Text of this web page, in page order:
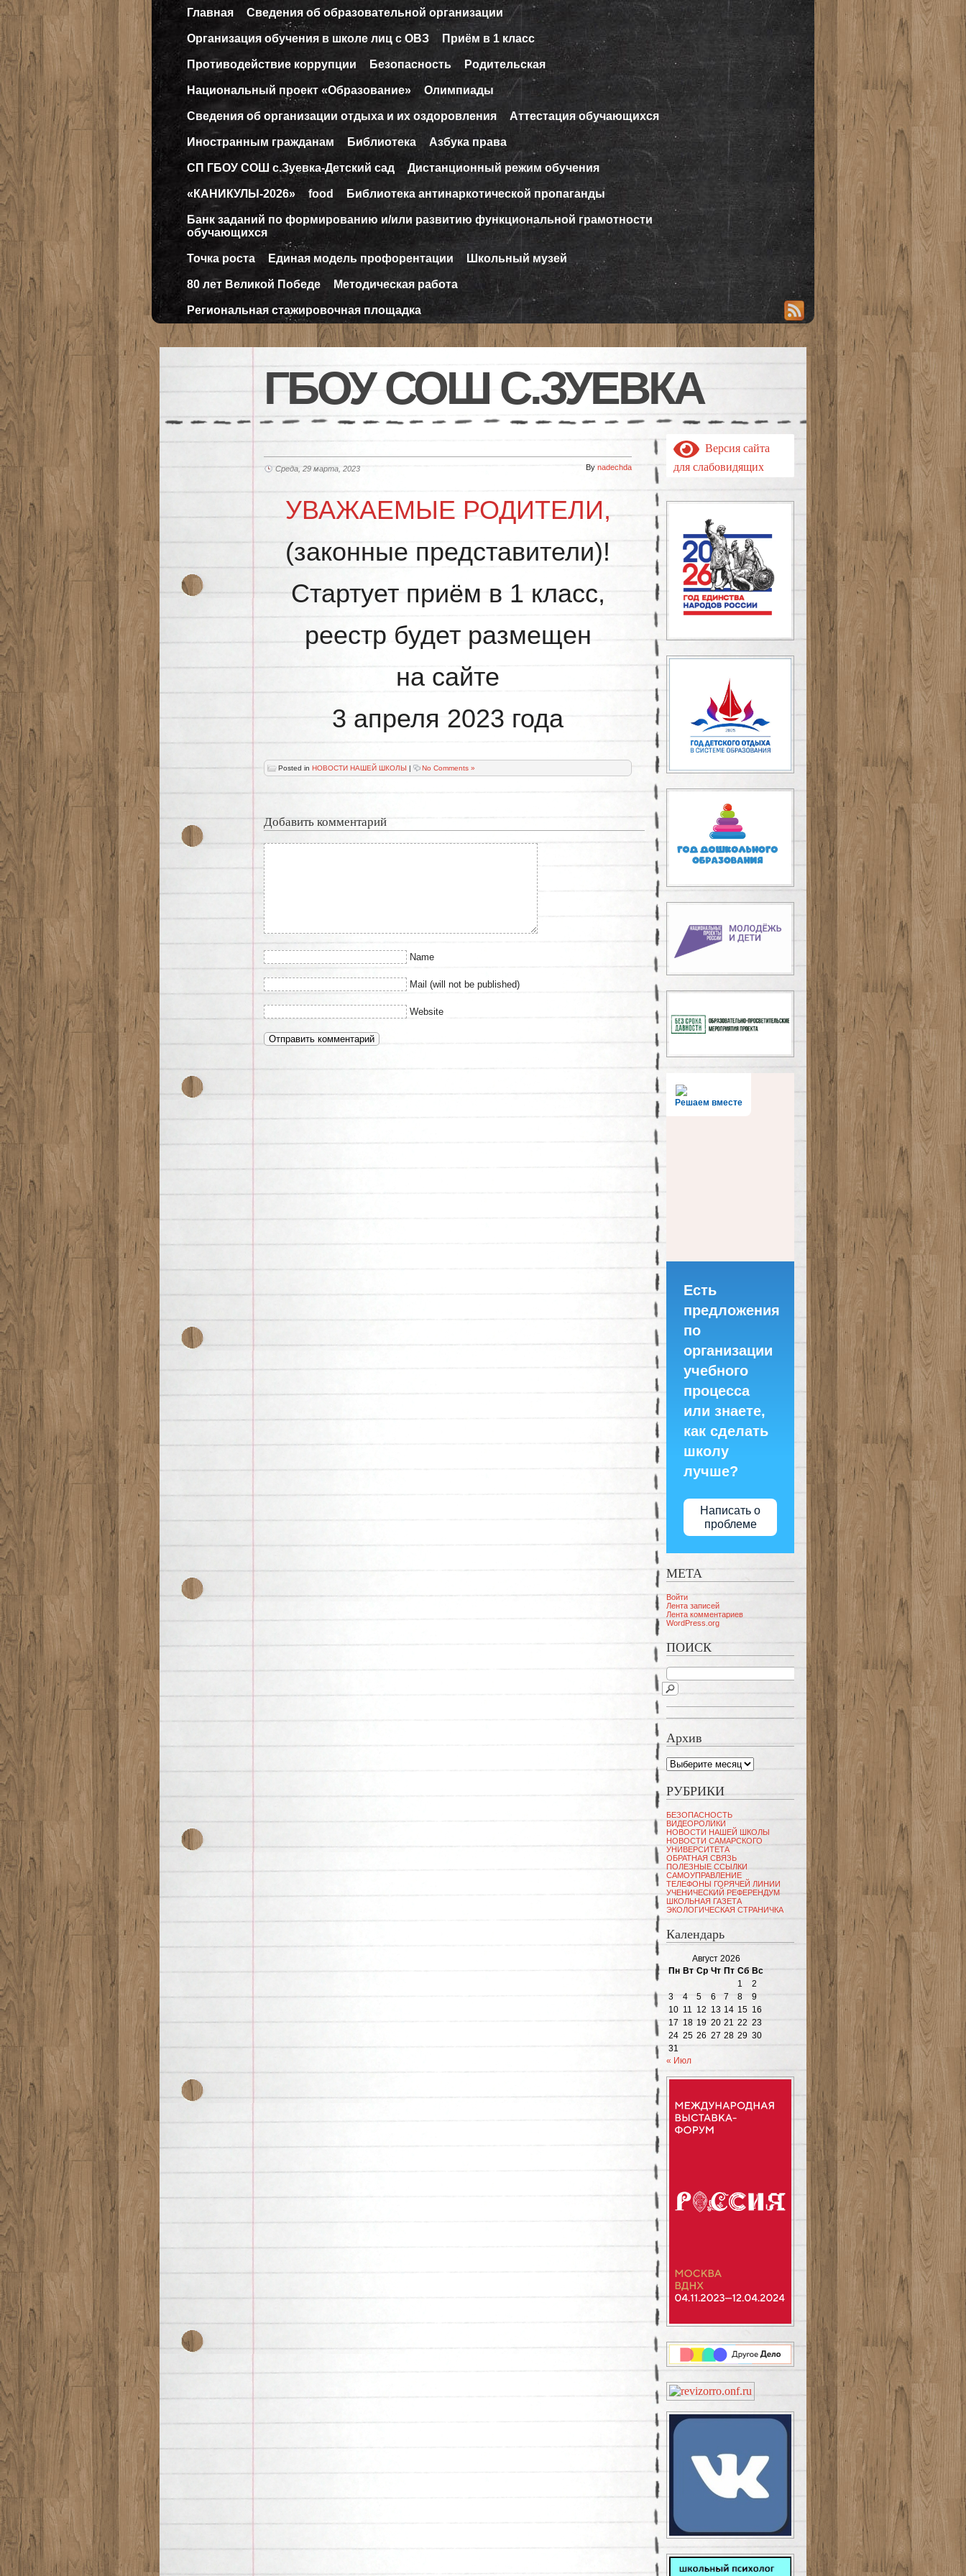
Главная Сведения об образовательной организации
Организация обучения в школе лиц с ОВЗ Приём в 1 класс
Противодействие коррупции Безопасность Родительская
Национальный проект «Образование» Олимпиады
Сведения об организации отдыха и их оздоровления Аттестация обучающихся
Иностранным гражданам Библиотека Азбука права
СП ГБОУ СОШ с.Зуевка-Детский сад Дистанционный режим обучения
«КАНИКУЛЫ-2026» food Библиотека антинаркотической пропаганды
Банк заданий по формированию и/или развитию функциональной грамотности
обучающихся
Точка роста Единая модель профорентации Школьный музей
80 лет Великой Победе Методическая работа
Региональная стажировочная площадка
ГБОУ СОШ С.ЗУЕВКА
By nadechda
Среда, 29 марта, 2023
УВАЖАЕМЫЕ РОДИТЕЛИ,
(законные представители)!
Стартует приём в 1 класс,
реестр будет размещен
на сайте
3 апреля 2023 года
Posted in НОВОСТИ НАШЕЙ ШКОЛЫ | No Comments »
Добавить комментарий
Name
Mail (will not be published)
Website
Версия сайта
для слабовидящих
Решаем вместе
Есть
предложения
по
организации
учебного
процесса
или знаете,
как сделать
школу
лучше?
Написать о
проблеме
МЕТА
Войти
Лента записей
Лента комментариев
WordPress.org
ПОИСК
Архив
Архив
РУБРИКИ
БЕЗОПАСНОСТЬ
ВИДЕОРОЛИКИ
НОВОСТИ НАШЕЙ ШКОЛЫ
НОВОСТИ САМАРСКОГО
УНИВЕРСИТЕТА
ОБРАТНАЯ СВЯЗЬ
ПОЛЕЗНЫЕ ССЫЛКИ
САМОУПРАВЛЕНИЕ
ТЕЛЕФОНЫ ГОРЯЧЕЙ ЛИНИИ
УЧЕНИЧЕСКИЙ РЕФЕРЕНДУМ
ШКОЛЬНАЯ ГАЗЕТА
ЭКОЛОГИЧЕСКАЯ СТРАНИЧКА
Календарь
Август 2026
Пн Вт Ср Чт Пт Сб Вс
1
2
3
4 5 6 7 8
9
10 11 12 13 14 15 16
17 18 19 20 21 22 23
24 25 26 27 28 29 30
31
« Июл